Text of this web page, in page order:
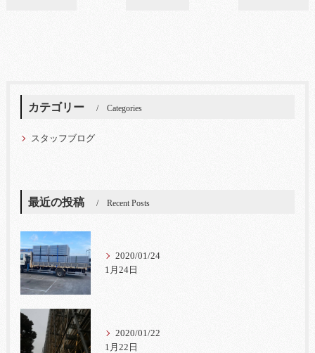
カテゴリー Categories
スタッフブログ
最近の投稿 Recent Posts
2020/01/24
1月24日
2020/01/22
1月22日